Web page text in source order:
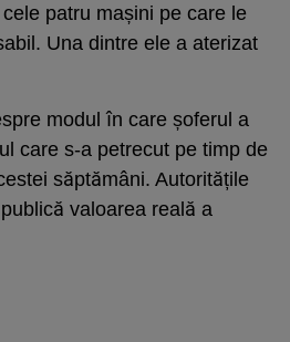
patru mașini pe care le
Una dintre ele a aterizat
modul în care șoferul a
care s-a petrecut pe timp de
săptămâni. Autoritățile
valoarea reală a